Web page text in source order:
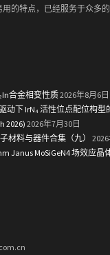
的特点，已经服务于众多的
合金相变性质2026年8月6日
动下 IrN₄ 活性位点配位构型
2026) 2026年7月30日
材料与器件合集（九）
Janus MoSiGeN4 场效应晶